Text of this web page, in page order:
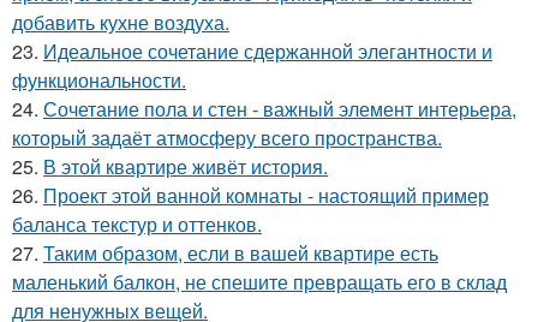
добавить кухне воздуха.
23. Идеальное сочетание сдержанной элегантности и
функциональности.
24. Сочетание пола и стен - важный элемент интерьера,
который задаёт атмосферу всего пространства.
25. В этой квартире живёт история.
26. Проект этой ванной комнаты - настоящий пример
баланса текстур и оттенков.
27. Таким образом, если в вашей квартире есть
маленький балкон, не спешите превращать его в склад
для ненужных вещей.